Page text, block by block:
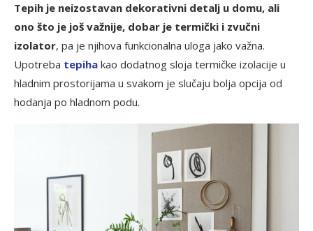
Tepih je neizostavan dekorativni detalj u domu, ali
ono što je još važnije, dobar je termički i zvučni
izolator, pa je njihova funkcionalna uloga jako važna.
Upotreba tepiha kao dodatnog sloja termičke izolacije u
hladnim prostorijama u svakom je slučaju bolja opcija od
hodanja po hladnom podu.